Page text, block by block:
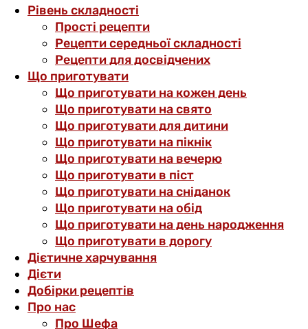
Рівень складності
Прості рецепти
Рецепти середньої складності
Рецепти для досвідчених
Що приготувати
Що приготувати на кожен день
Що приготувати на свято
Що приготувати для дитини
Що приготувати на пікнік
Що приготувати на вечерю
Що приготувати в піст
Що приготувати на сніданок
Що приготувати на обід
Що приготувати на день народження
Що приготувати в дорогу
Дієтичне харчування
Дієти
Добірки рецептів
Про нас
Про Шефа